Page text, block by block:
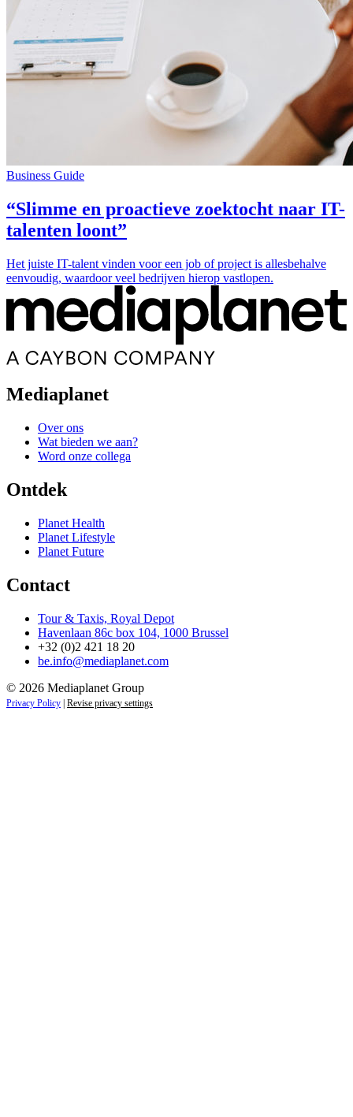
Business Guide
“Slimme en proactieve zoektocht naar IT-
talenten loont”
Het juiste IT-talent vinden voor een job of project is allesbehalve
eenvoudig, waardoor veel bedrijven hierop vastlopen.
Mediaplanet
Over ons
Wat bieden we aan?
Word onze collega
Ontdek
Planet Health
Planet Lifestyle
Planet Future
Contact
Tour & Taxis, Royal Depot
Havenlaan 86c box 104, 1000 Brussel
+32 (0)2 421 18 20
be.info@mediaplanet.com
© 2026 Mediaplanet Group
Privacy Policy Revise privacy settings